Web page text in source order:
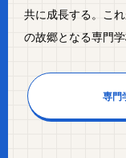
共に成長する。こ
の故郷となる専門
専門